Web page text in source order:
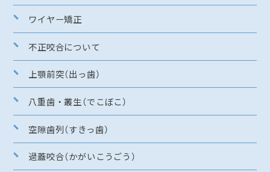
ワイヤー矯正
不正咬合について
上顎前突（出っ歯）
八重歯・叢生（でこぼこ）
空隙歯列（すきっ歯）
過蓋咬合（かがいこうごう）